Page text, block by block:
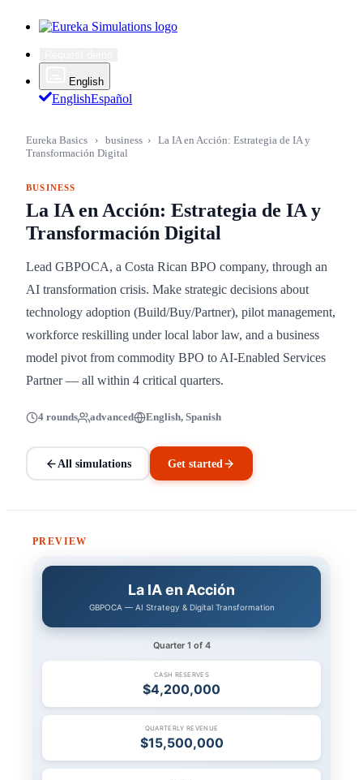
English
EnglishEspañol
Eureka Basics › business › La IA en Acción: Estrategia de IA y
Transformación Digital
BUSINESS
La IA en Acción: Estrategia de IA y
Transformación Digital
Lead GBPOCA, a Costa Rican BPO company, through an
AI transformation crisis. Make strategic decisions about
technology adoption (Build/Buy/Partner), pilot management,
workforce reskilling under local labor law, and a business
model pivot from commodity BPO to AI-Enabled Services
Partner — all within 4 critical quarters.
4 rounds advanced English, Spanish
All simulations Get started
PREVIEW